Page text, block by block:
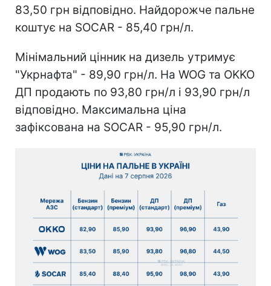
83,50 грн відповідно. Найдорожче пальне
коштує на SOCAR - 85,40 грн/л.
Мінімальний цінник на дизель утримує
"Укрнафта" - 89,90 грн/л. На WOG та OKKO
ДП продають по 93,80 грн/л і 93,90 грн/л
відповідно. Максимальна ціна
зафіксована на SOCAR - 95,90 грн/л.